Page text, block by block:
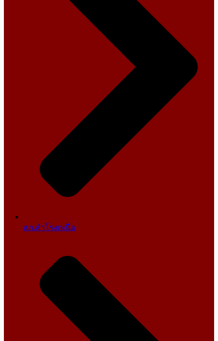
สภ.สำโรงเหนือ